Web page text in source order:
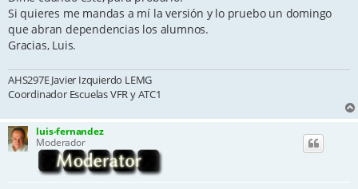
Si quieres me mandas a mí la versión y lo pruebo un domingo
que abran dependencias los alumnos.
Gracias, Luis.
AHS297E Javier Izquierdo LEMG
Coordinador Escuelas VFR y ATC1
luis-fernandez
Moderador